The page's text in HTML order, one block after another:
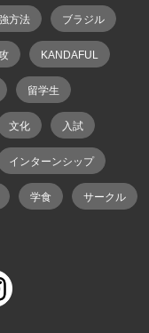
方法 ブラジル
KANDAFUL
留学生
文化 入試
インターンシップ
学食 サークル